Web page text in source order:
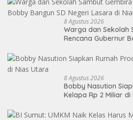
8 Agustus 2026
Warga dan Sekolah
Rencana Gubernur
8 Agustus 2026
Bobby Nasution
Kelapa Rp 2 Miliar di